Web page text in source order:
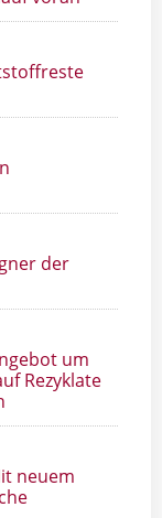
der
um
Rezyklate
neuem